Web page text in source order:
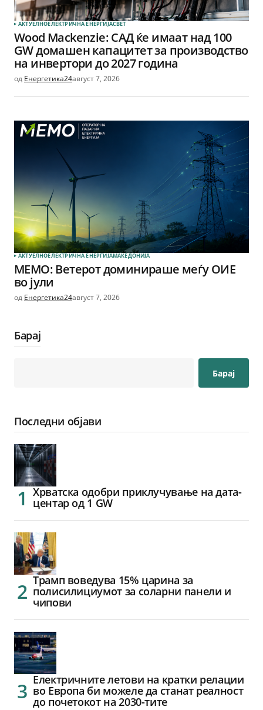
АКТУЕЛНОЕЛЕКТРИЧНА ЕНЕРГИЈАСВЕТ
Wood Mackenzie: САД ќе имаат над 100
GW домашен капацитет за производство
на инвертори до 2027 година
од Енергетика24август 7, 2026
АКТУЕЛНОЕЛЕКТРИЧНА ЕНЕРГИЈАМАКЕДОНИЈА
МЕМО: Ветерот доминираше меѓу ОИЕ
во јули
од Енергетика24август 7, 2026
Барај
Барај
Последни објави
Хрватска одобри приклучување на дата-
центар од 1 GW
Трамп воведува 15% царина за
полисилициумот за соларни панели и
чипови
Електричните летови на кратки релации
во Европа би можеле да станат реалност
до почетокот на 2030-тите